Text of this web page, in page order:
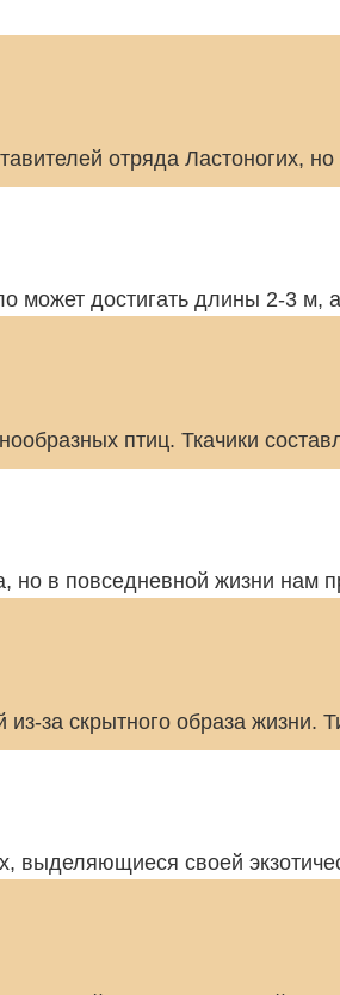
отряда Ластоногих,
может достигать длины 2-3 м, а
птиц. Ткачики
но в повседневной жизни нам
за скрытного образа жизни.
выделяющиеся своей